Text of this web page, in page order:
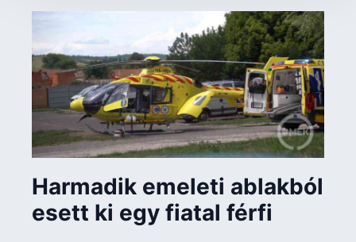
Harmadik emeleti ablakból
esett ki egy fiatal férfi